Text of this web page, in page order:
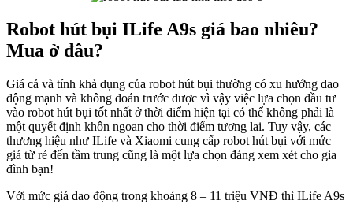
Robot hút bụi ILife A9s giá bao nhiêu?
Mua ở đâu?
Giá cả và tính khả dụng của robot hút bụi thường có xu hướng dao
động mạnh và không đoán trước được vì vậy việc lựa chọn đầu tư
vào robot hút bụi tốt nhất ở thời điểm hiện tại có thể không phải là
một quyết định khôn ngoan cho thời điểm tương lai. Tuy vậy, các
thương hiệu như ILife và Xiaomi cung cấp robot hút bụi với mức
giá từ rẻ đến tầm trung cũng là một lựa chọn đáng xem xét cho gia
đình bạn!
Với mức giá dao động trong khoảng 8 – 11 triệu VNĐ thì ILife A9s